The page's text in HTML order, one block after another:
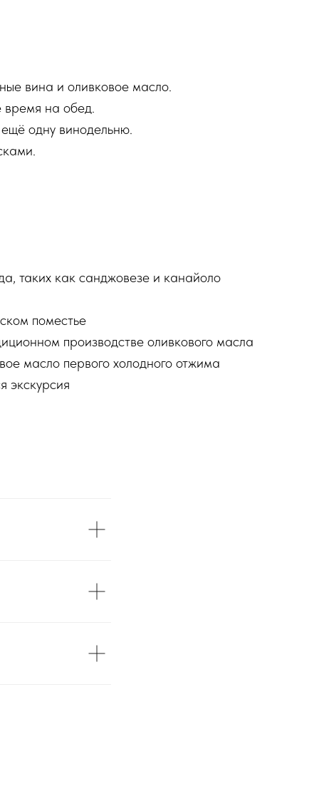
вина и оливковое масло.
время на обед.
одну винодельню.
таких как санджовезе и канайоло
поместье
производстве оливкового масла
масло первого холодного отжима
экскурсия